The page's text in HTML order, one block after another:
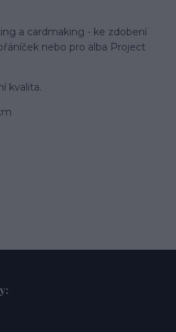
a cardmaking - ke zdobení
nebo pro alba Project
kvalita.